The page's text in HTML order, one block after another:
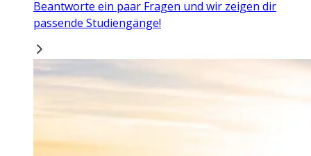
Beantworte ein paar Fragen und wir zeigen dir
passende Studiengänge!